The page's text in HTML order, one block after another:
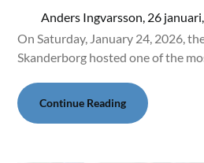
Anders Ingvarsson, 26
On Saturday, January 24, 2026,
Skanderborg hosted one of the
Continue Reading